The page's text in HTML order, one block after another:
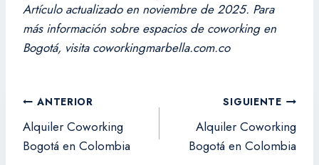
Artículo actualizado en noviembre de 2025. Para
más información sobre espacios de coworking en
Bogotá, visita coworkingmarbella.com.co
Navegación
de
entradas
ANTERIOR
Alquiler Coworking
Bogotá en Colombia
SIGUIENTE
Alquiler Coworking
Bogotá en Colombia